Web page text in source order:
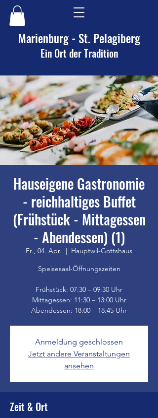
Marienburg - St. Pelagiberg
Ein Ort der Tradition
Hauseigene Gastronomie
- reichhaltiges Buffet
(Frühstück - Mittagessen
- Abendessen) (1)
Fr., 04. Apr.
  |
Hauptwil-Gottshaus
Speisesaal-Öffnungszeiten
Frühstück: 07:30 – 09:30 Uhr
Mittagessen: 11:30 – 13:00 Uhr
Anmeldung geschlossen
Jetzt andere Veranstaltungen
ansehen
Zeit & Ort